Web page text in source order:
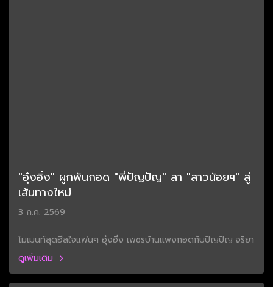
"อุ๋งอิ๋ง" ผูกพันกอด "พี่ปัญปัญ" ลา "สาวน้อยฯ" สู่
เส้นทางใหม่
3 ก.ค. 2569
โมเมนท์สุดฮีลใจแฟนๆ อุ๋งอิ๋ง เพชรบ้านแพงกอดกับปัญปัญ จริยา
ดูเพิ่มเติม